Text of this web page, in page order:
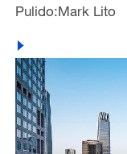
Pulido:Mark Lito